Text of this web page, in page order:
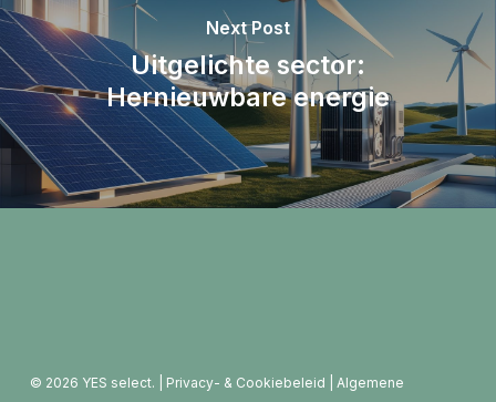
Next Post
Uitgelichte sector:
Hernieuwbare energie
© 2026 YES select. | Privacy- & Cookiebeleid
Algemene